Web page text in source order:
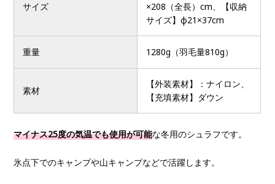
サイズ
×208（全長）cm、【収納
サイズ】φ21×37cm
重量 1280g（羽毛量810g）
素材
【外装素材】：ナイロン、
【充填素材】ダウン
マイナス25度の気温でも使用が可能な冬用のシュラフです。
氷点下でのキャンプや山キャンプなどで活躍します。